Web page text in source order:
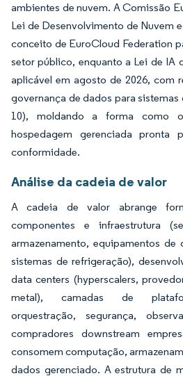
ambientes de nuvem. A Comissão
Lei de Desenvolvimento de Nuvem
conceito de EuroCloud Federation
setor público, enquanto a Lei de IA
aplicável em agosto de 2026, com
governança de dados para
10), moldando a forma como
hospedagem gerenciada pronta
conformidade.
Análise da cadeia de valor
A cadeia de valor abrange
componentes e infraestrutura
armazenamento, equipamentos
sistemas de refrigeração),
data centers (hyperscalers,
metal), camadas de
orquestração, segurança,
compradores downstream
consomem computação,
dados gerenciado. A estrutura de